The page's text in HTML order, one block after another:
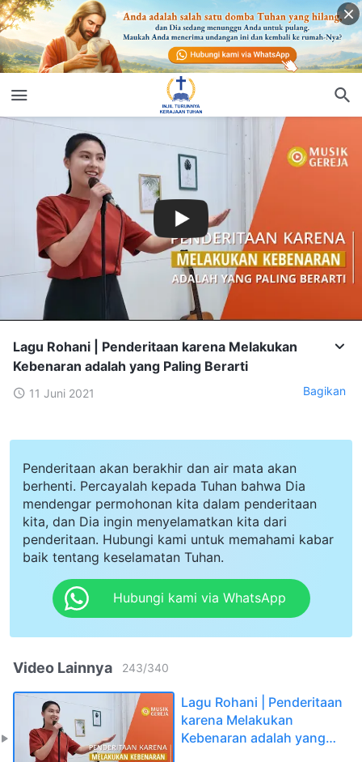
Lagu Rohani | Penderitaan karena Melakukan
Kebenaran adalah yang Paling Berarti
11 Juni 2021 Bagikan
Penderitaan akan berakhir dan air mata akan
berhenti. Percayalah kepada Tuhan bahwa Dia
mendengar permohonan kita dalam penderitaan
kita, dan Dia ingin menyelamatkan kita dari
penderitaan. Hubungi kami untuk memahami kabar
baik tentang keselamatan Tuhan.
Hubungi kami via WhatsApp
Video Lainnya 243/340
Lagu Rohani | Penderitaan
karena Melakukan
Kebenaran adalah yang